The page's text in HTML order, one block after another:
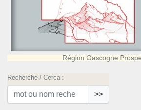
Région Gascogne
Recherche / Cerca :
>>